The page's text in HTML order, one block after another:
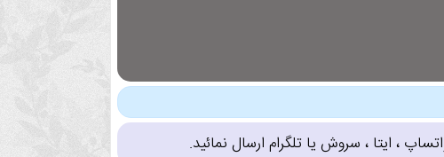
، ایتا ، سروش یا تلگرام ارسال نمائید.